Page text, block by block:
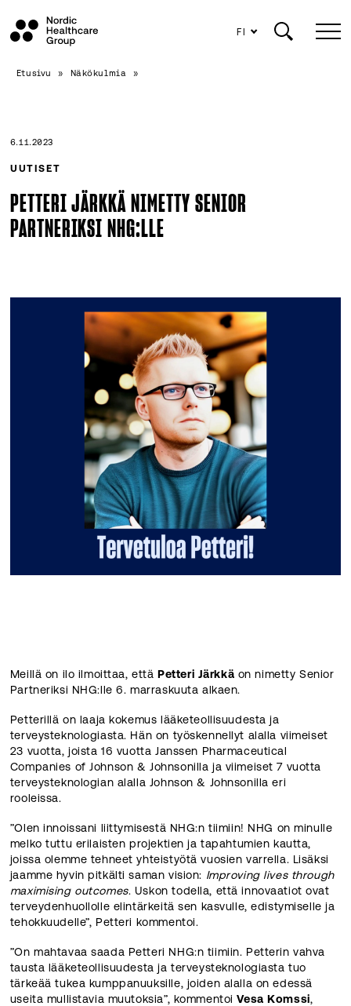
Siirry
FI
Etusivu » Näkökulmia »
6.11.2023
UUTISET
PETTERI JÄRKKÄ NIMETTY SENIOR
PARTNERIKSI NHG:LLE
Meillä on ilo ilmoittaa, ettäPetteri Järkkä on nimetty Senior
Partneriksi NHG:lle 6. marraskuuta alkaen.
Petterillä on laaja kokemus lääketeollisuudesta ja
terveysteknologiasta. Hän on työskennellyt alalla viimeiset
23 vuotta, joista 16 vuotta Janssen Pharmaceutical
Companies of Johnson & Johnsonilla ja viimeiset 7 vuotta
terveysteknologian alalla Johnson & Johnsonilla eri
rooleissa.
”Olen innoissani liittymisestä NHG:n tiimiin! NHG on minulle
melko tuttu erilaisten projektien ja tapahtumien kautta,
joissa olemme tehneet yhteistyötä vuosien varrella. Lisäksi
jaamme hyvin pitkälti saman vision: Improving lives through
maximising outcomes. Uskon todella, että innovaatiot ovat
terveydenhuollolle elintärkeitä sen kasvulle, edistymiselle ja
tehokkuudelle”, Petteri kommentoi.
”On mahtavaa saada Petteri NHG:n tiimiin. Petterin vahva
tausta lääketeollisuudesta ja terveysteknologiasta tuo
tärkeää tukea kumppanuuksille, joiden alalla on edessä
useita mullistavia muutoksia”, kommentoiVesa Komssi,